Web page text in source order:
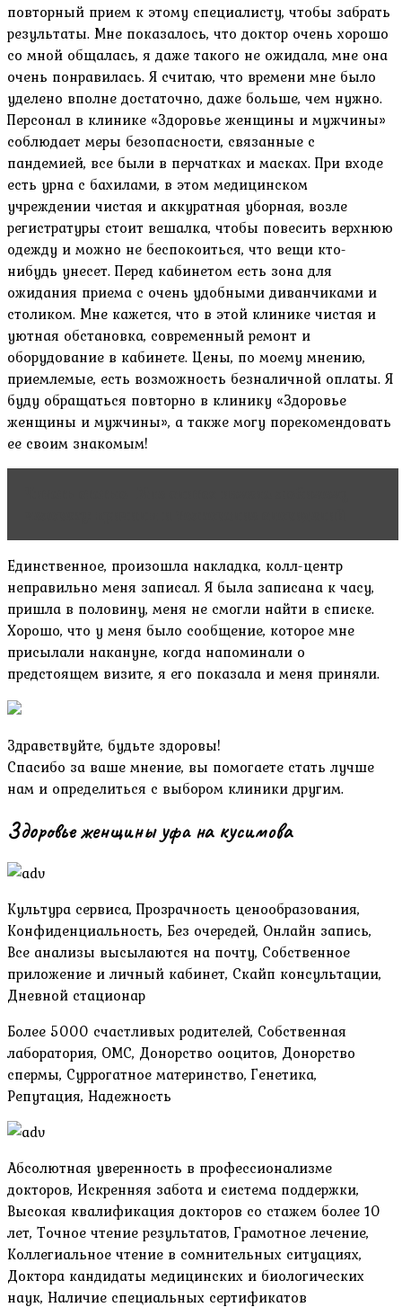
повторный прием к этому специалисту, чтобы забрать
результаты. Мне показалось, что доктор очень хорошо
со мной общалась, я даже такого не ожидала, мне она
очень понравилась. Я считаю, что времени мне было
уделено вполне достаточно, даже больше, чем нужно.
Персонал в клинике «Здоровье женщины и мужчины»
соблюдает меры безопасности, связанные с
пандемией, все были в перчатках и масках. При входе
есть урна с бахилами, в этом медицинском
учреждении чистая и аккуратная уборная, возле
регистратуры стоит вешалка, чтобы повесить верхнюю
одежду и можно не беспокоиться, что вещи кто-
нибудь унесет. Перед кабинетом есть зона для
ожидания приема с очень удобными диванчиками и
столиком. Мне кажется, что в этой клинике чистая и
уютная обстановка, современный ремонт и
оборудование в кабинете. Цены, по моему мнению,
приемлемые, есть возможность безналичной оплаты. Я
буду обращаться повторно в клинику «Здоровье
женщины и мужчины», а также могу порекомендовать
ее своим знакомым!
Единственное, произошла накладка, колл-центр
неправильно меня записал. Я была записана к часу,
пришла в половину, меня не смогли найти в списке.
Хорошо, что у меня было сообщение, которое мне
присылали накануне, когда напоминали о
предстоящем визите, я его показала и меня приняли.
Здравствуйте, будьте здоровы!
Спасибо за ваше мнение, вы помогаете стать лучше
нам и определиться с выбором клиники другим.
Здоровье женщины уфа на кусимова
Культура сервиса, Прозрачность ценообразования,
Конфиденциальность, Без очередей, Онлайн запись,
Все анализы высылаются на почту, Собственное
приложение и личный кабинет, Скайп консультации,
Дневной стационар
Более 5000 счастливых родителей, Собственная
лаборатория, ОМС, Донорство ооцитов, Донорство
спермы, Суррогатное материнство, Генетика,
Репутация, Надежность
Абсолютная уверенность в профессионализме
докторов, Искренняя забота и система поддержки,
Высокая квалификация докторов со стажем более 10
лет, Точное чтение результатов, Грамотное лечение,
Коллегиальное чтение в сомнительных ситуациях,
Доктора кандидаты медицинских и биологических
наук, Наличие специальных сертификатов